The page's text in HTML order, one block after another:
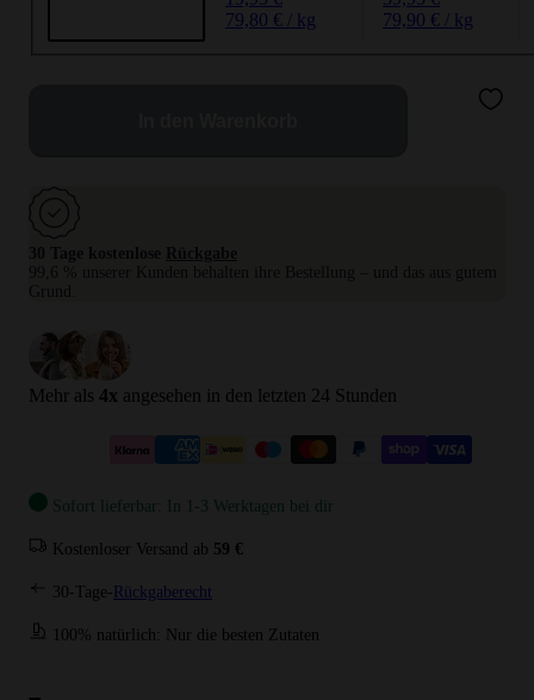
79,80 € / kg
79,90 € / kg
30 Tage kostenlose Rückgabe
99,6 % unserer Kunden behalten ihre Bestellung – und das aus gutem
Grund.
Mehr als 4x angesehen in den letzten 24 Stunden
Sofort lieferbar: In 1-3 Werktagen bei dir
Kostenloser Versand ab 59 €
30-Tage- Rückgaberecht
100% natürlich: Nur die besten Zutaten